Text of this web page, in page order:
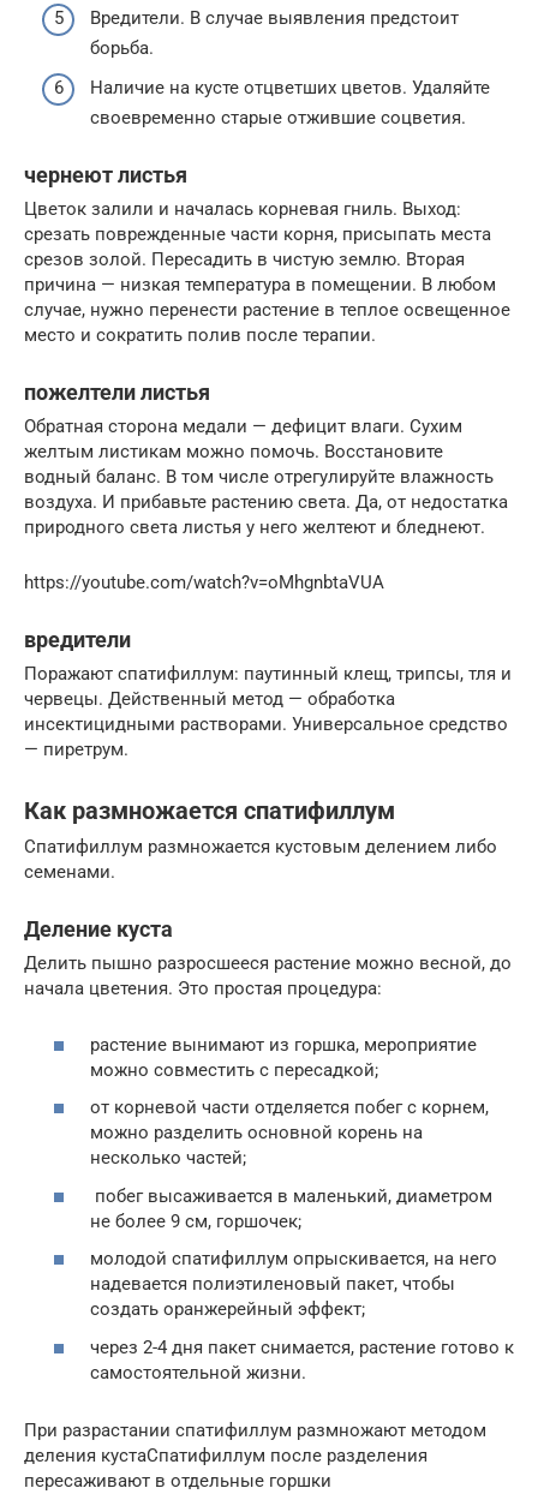
Вредители. В случае выявления предстоит
борьба.
Наличие на кусте отцветших цветов. Удаляйте
своевременно старые отжившие соцветия.
чернеют листья
Цветок залили и началась корневая гниль. Выход:
срезать поврежденные части корня, присыпать места
срезов золой. Пересадить в чистую землю. Вторая
причина — низкая температура в помещении. В любом
случае, нужно перенести растение в теплое освещенное
место и сократить полив после терапии.
пожелтели листья
Обратная сторона медали — дефицит влаги. Сухим
желтым листикам можно помочь. Восстановите
водный баланс. В том числе отрегулируйте влажность
воздуха. И прибавьте растению света. Да, от недостатка
природного света листья у него желтеют и бледнеют.
https://youtube.com/watch?v=oMhgnbtaVUA
вредители
Поражают спатифиллум: паутинный клещ, трипсы, тля и
червецы. Действенный метод — обработка
инсектицидными растворами. Универсальное средство
— пиретрум.
Как размножается спатифиллум
Спатифиллум размножается кустовым делением либо
семенами.
Деление куста
Делить пышно разросшееся растение можно весной, до
начала цветения. Это простая процедура:
растение вынимают из горшка, мероприятие
можно совместить с пересадкой;
от корневой части отделяется побег с корнем,
можно разделить основной корень на
несколько частей;
побег высаживается в маленький, диаметром
не более 9 см, горшочек;
молодой спатифиллум опрыскивается, на него
надевается полиэтиленовый пакет, чтобы
создать оранжерейный эффект;
через 2-4 дня пакет снимается, растение готово к
самостоятельной жизни.
При разрастании спатифиллум размножают методом
деления кустаСпатифиллум после разделения
пересаживают в отдельные горшки